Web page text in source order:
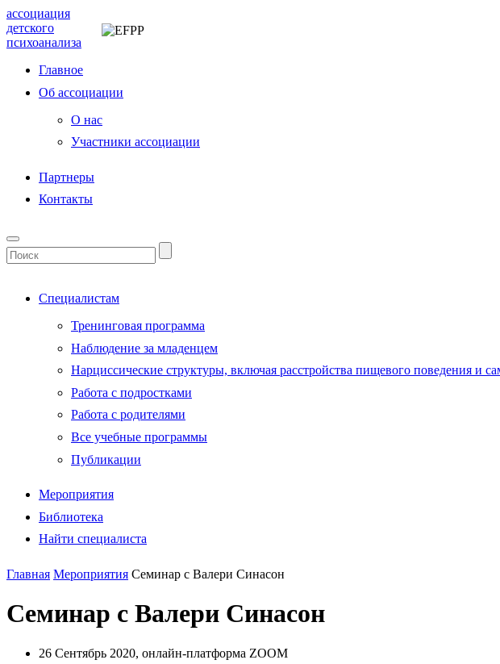
ассоциация
детского
психоанализа
Главное
Об ассоциации
О нас
Участники ассоциации
Партнеры
Контакты
Специалистам
Тренинговая программа
Наблюдение за младенцем
Нарциссические структуры, включая расстройства пищевого поведения и
Работа с подростками
Работа с родителями
Все учебные программы
Публикации
Мероприятия
Библиотека
Найти специалиста
Главная Мероприятия Семинар с Валери Синасон
Семинар с Валери Синасон
26 Сентябрь 2020, онлайн-платформа ZOOM